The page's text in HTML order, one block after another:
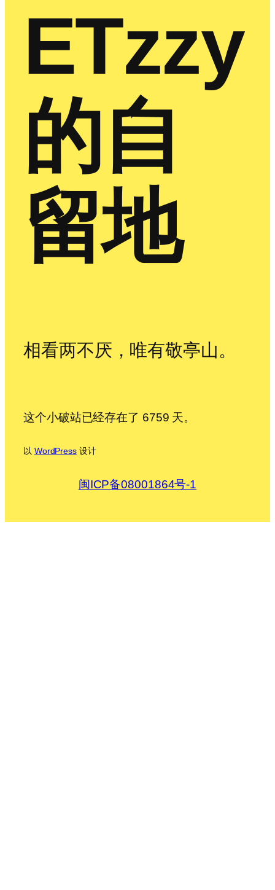
ETzzy
的自
留地
相看两不厌，唯有敬亭山。
这个小破站已经存在了 6759 天。
以 WordPress设计
闽ICP备08001864号-1